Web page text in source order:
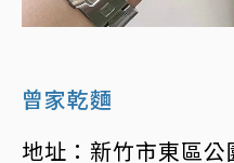
曾家乾麵
地址：新竹市東區